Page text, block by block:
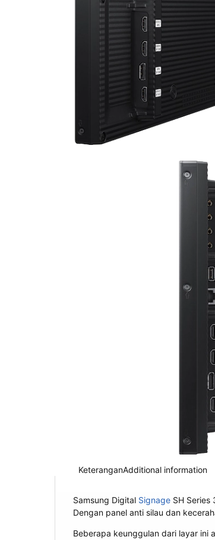
KeteranganAdditional information
Samsung Digital Signage SH Series
Dengan panel anti silau dan
Beberapa keunggulan dari layar ini